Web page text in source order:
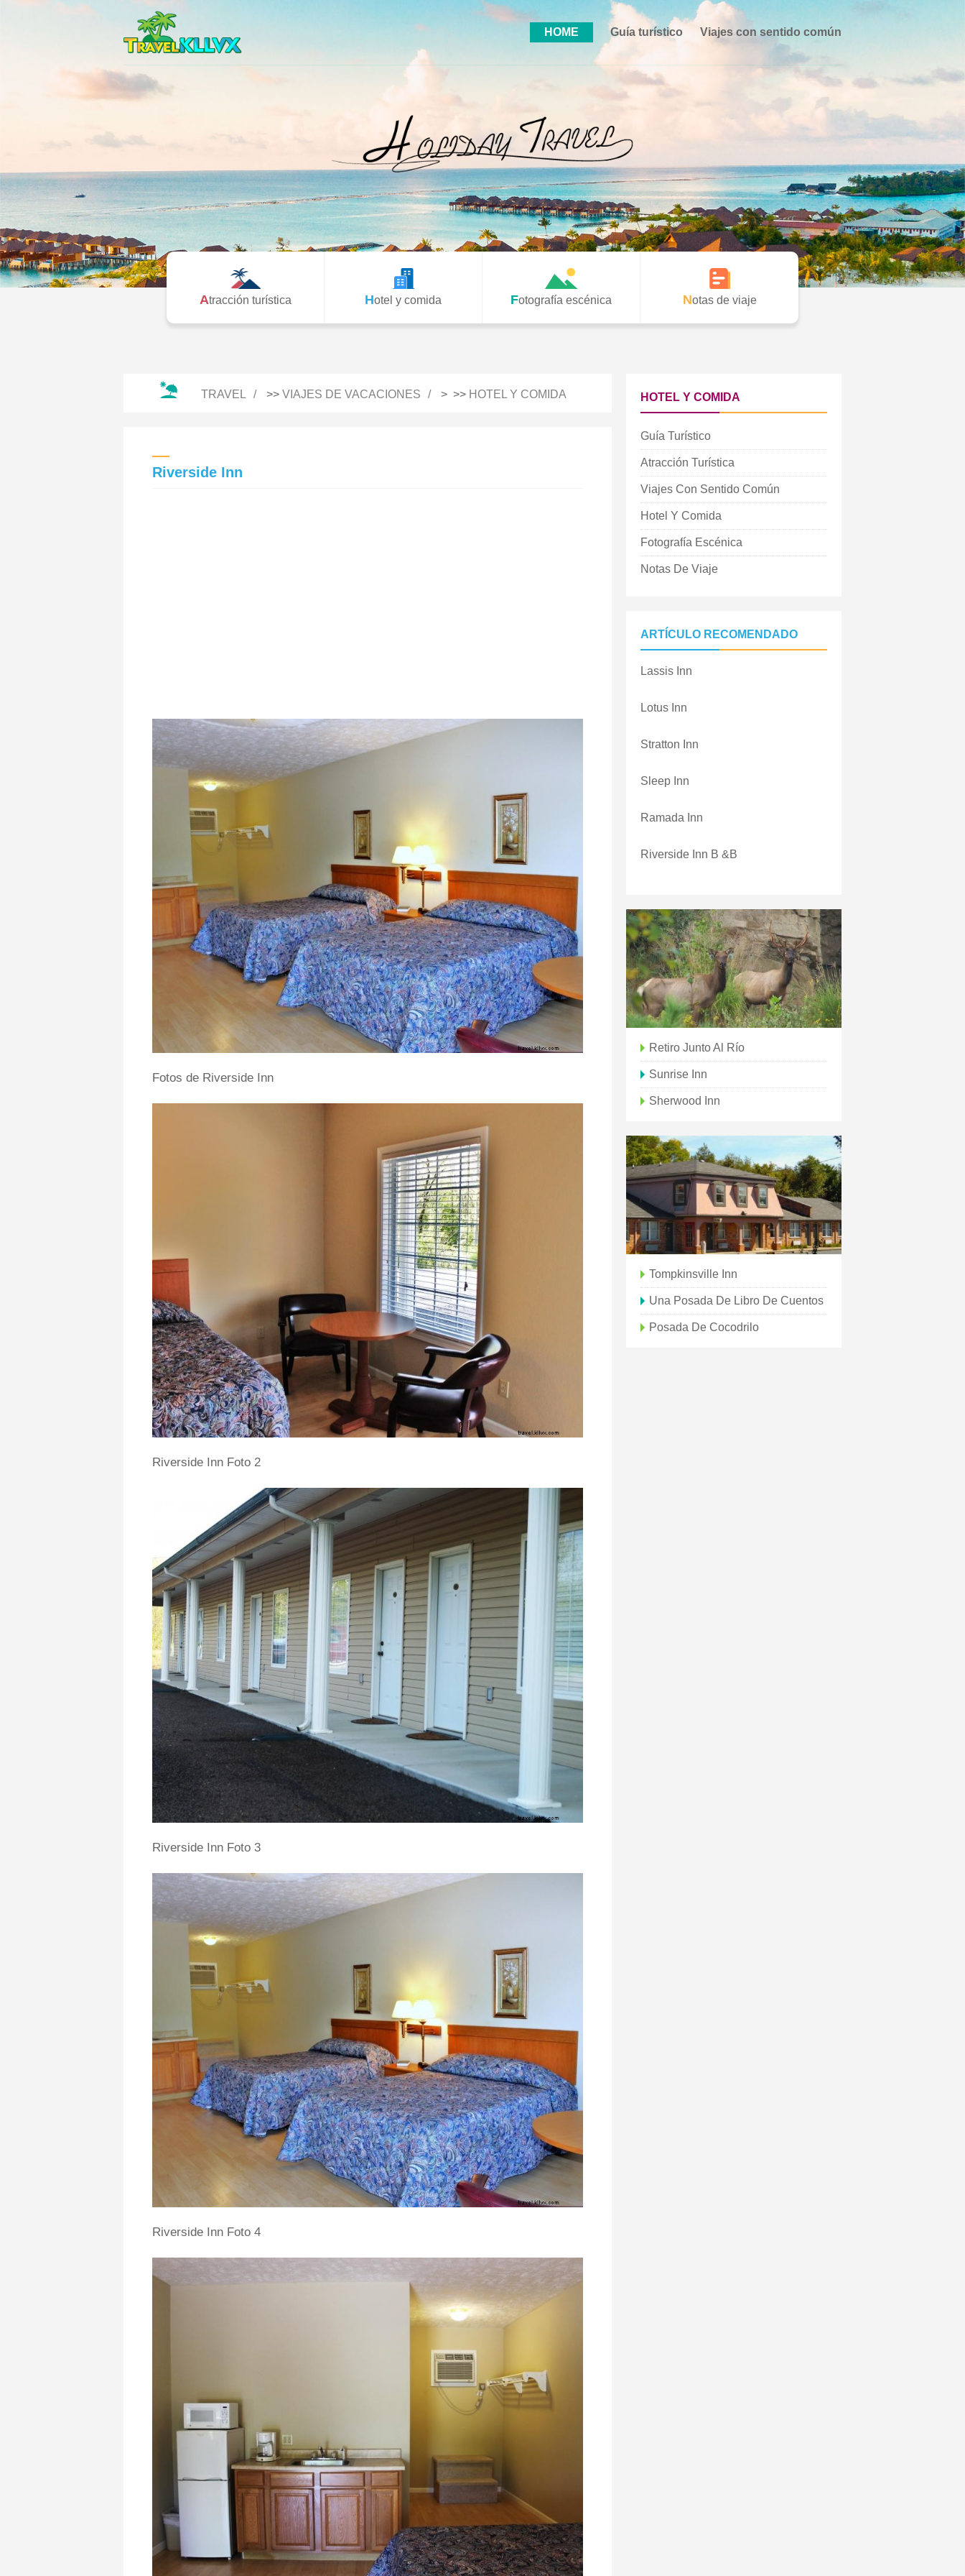
HOME Guía turístico Viajes con sentido común
Atracción turística Hotel y comida Fotografía escénica Notas de viaje
TRAVEL >> VIAJES DE VACACIONES > >> HOTEL Y COMIDA
Riverside Inn
Fotos de Riverside Inn
Riverside Inn Foto 2
Riverside Inn Foto 3
Riverside Inn Foto 4
HOTEL Y COMIDA
Guía Turístico
Atracción Turística
Viajes Con Sentido Común
Hotel Y Comida
Fotografía Escénica
Notas De Viaje
ARTÍCULO RECOMENDADO
Lassis Inn
Lotus Inn
Stratton Inn
Sleep Inn
Ramada Inn
Riverside Inn B &B
Retiro Junto Al Río
Sunrise Inn
Sherwood Inn
Tompkinsville Inn
Una Posada De Libro De Cuentos
Posada De Cocodrilo